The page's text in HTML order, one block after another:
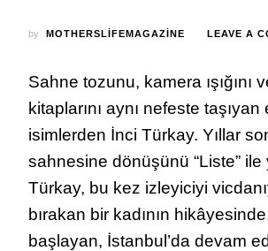
by MOTHERSLIFEMAGAZINE LEAVE A
Sahne tozunu, kamera ışığını
kitaplarını aynı nefeste taşıyan
isimlerden İnci Türkay. Yıllar
sahnesine dönüşünü “Liste” ile
Türkay, bu kez izleyiciyi
bırakan bir kadının
başlayan, İstanbul’da devam